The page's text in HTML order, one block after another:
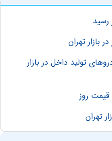
رسید
تهران
تولید داخل در بازار
قیمت روز
تهران